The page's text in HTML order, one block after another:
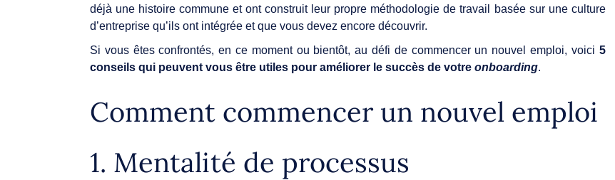
déjà une histoire commune et ont construit leur propre méthodologie de travail basée sur une culture
d’entreprise qu’ils ont intégrée et que vous devez encore découvrir.
Si vous êtes confrontés, en ce moment ou bientôt, au défi de commencer un nouvel emploi, voici 5
conseils qui peuvent vous être utiles pour améliorer le succès de votre onboarding.
Comment commencer un nouvel emploi
1. Mentalité de processus